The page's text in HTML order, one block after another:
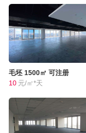
毛坯 1500㎡ 可注册
10 元/㎡*天